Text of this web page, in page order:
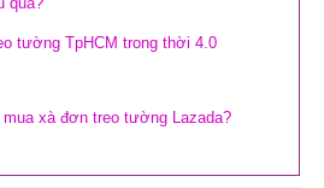
tường TpHCM trong thời 4.0
mua xà đơn treo tường Lazada?